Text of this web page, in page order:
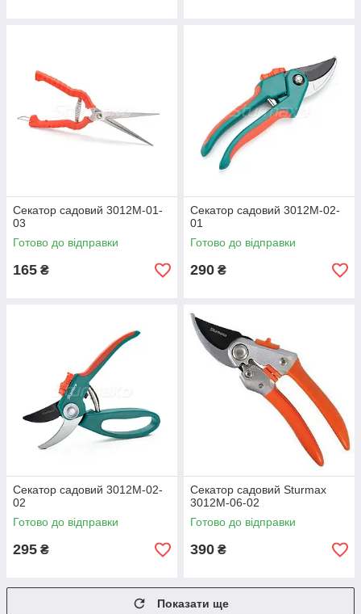
Секатор садовий 3012М-01-
03
Готово до відправки
165 ₴
Секатор садовий 3012М-02-
01
Готово до відправки
290 ₴
Секатор садовий 3012М-02-
02
Готово до відправки
295 ₴
Секатор садовий Sturmax
3012М-06-02
Готово до відправки
390 ₴
Показати ще